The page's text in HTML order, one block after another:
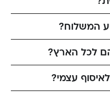
המשלוח?
לכל הארץ?
עצמי?